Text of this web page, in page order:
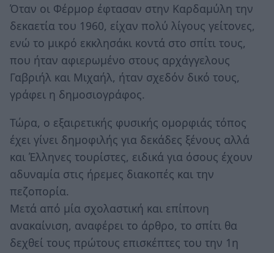
Όταν οι Φέρμορ έφτασαν στην Καρδαμύλη την
δεκαετία του 1960, είχαν πολύ λίγους γείτονες,
ενώ το μικρό εκκλησάκι κοντά στο σπίτι τους,
που ήταν αφιερωμένο στους αρχάγγελους
Γαβριήλ και Μιχαήλ, ήταν σχεδόν δικό τους,
γράφει η δημοσιογράφος.
Τώρα, ο εξαιρετικής φυσικής ομορφιάς τόπος
έχει γίνει δημοφιλής για δεκάδες ξένους αλλά
και Έλληνες τουρίστες, ειδικά για όσους έχουν
αδυναμία στις ήρεμες διακοπές και την
πεζοπορία.
Μετά από μία σχολαστική και επίπονη
ανακαίνιση, αναφέρει το άρθρο, το σπίτι θα
δεχθεί τους πρώτους επισκέπτες του την 1η